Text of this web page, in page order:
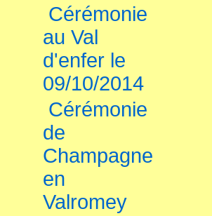
Cérémonie
au Val
d'enfer le
09/10/2014
Cérémonie
de
Champagne
en
Valromey